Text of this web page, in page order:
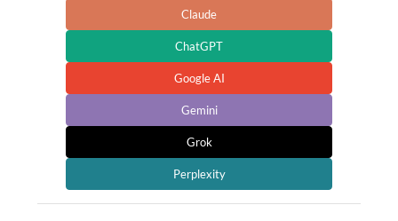
Claude
ChatGPT
Google AI
Gemini
Grok
Perplexity